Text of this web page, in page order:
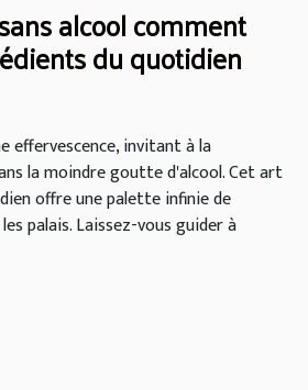
alcool comment
du quotidien
effervescence, invitant à la
la moindre goutte d'alcool. Cet art
offre une palette infinie de
palais. Laissez-vous guider à